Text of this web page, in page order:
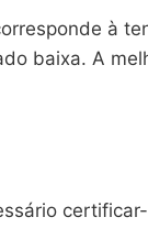
à
baixa. A